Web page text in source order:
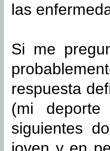
las
Si me
respuesta
(mi
siguientes